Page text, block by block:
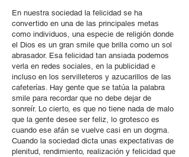
En nuestra sociedad la felicidad se ha
convertido en una de las principales metas
como individuos, una especie de religión donde
el Dios es un gran smile que brilla como un sol
abrasador. Esa felicidad tan ansiada podemos
verla en redes sociales, en la publicidad e
incluso en los servilleteros y azucarillos de las
cafeterías. Hay gente que se tatúa la palabra
smile para recordar que no debe dejar de
sonreír. Lo cierto, es que no tiene nada de malo
que la gente desee ser feliz, lo grotesco es
cuando ese afán se vuelve casi en un dogma.
Cuando la sociedad dicta unas expectativas de
plenitud, rendimiento, realización y felicidad que